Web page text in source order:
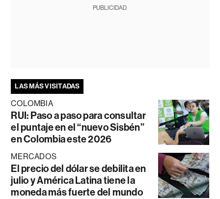
PUBLICIDAD
LAS MÁS VISITADAS
COLOMBIA
RUI: Paso a paso para consultar
el puntaje en el “nuevo Sisbén”
en Colombia este 2026
MERCADOS
El precio del dólar se debilita en
julio y América Latina tiene la
moneda más fuerte del mundo